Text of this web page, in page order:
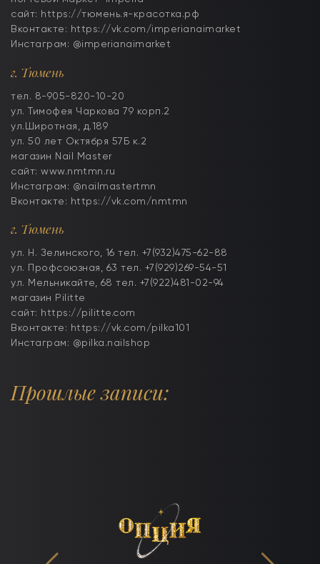
сайт: https://тюмень.я-красотка.рф
Вконтакте: https://vk.com/imperianaimarket
Инстаграм: @imperianaimarket
г. Тюмень
тел. 8-905-820-10-20
ул. Тимофея Чаркова 79 корп.2
ул.Широтная, д.189
ул. 50 лет Октября 57Б к.2
магазин Nail Master
сайт: www.nmtmn.ru
Инстаграм: @nailmastertmn
Вконтакте: https://vk.com/nmtmn
г. Тюмень
ул. Н. Зелинского, 16 тел. +7(932)475-62-88
ул. Профсоюзная, 63 тел. +7(929)269-54-51
ул. Мельникайте, 68 тел. +7(922)481-02-94
магазин Pilitte
сайт: https://pilitte.com
Вконтакте: https://vk.com/pilka101
Инстаграм: @pilka.nailshop
Прошлые записи: